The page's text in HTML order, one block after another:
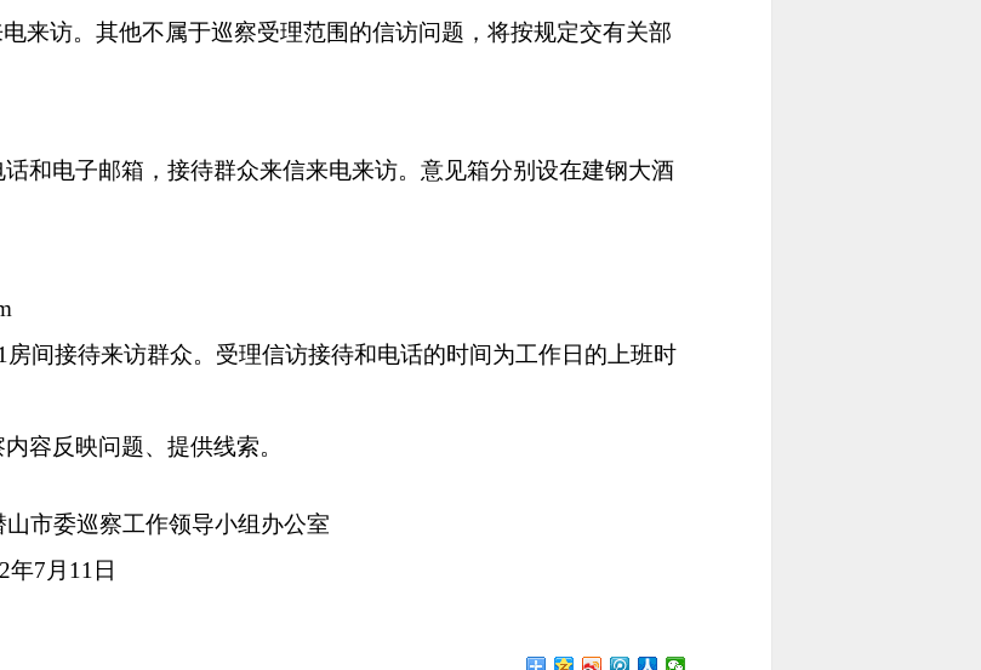
来访。其他不属于巡察受理范围的信访问题，将按规定交有关部
和电子邮箱，接待群众来信来电来访。意见箱分别设在建钢大酒
房间接待来访群众。受理信访接待和电话的时间为工作日的上班时
容反映问题、提供线索。
作领导小组办公室
日